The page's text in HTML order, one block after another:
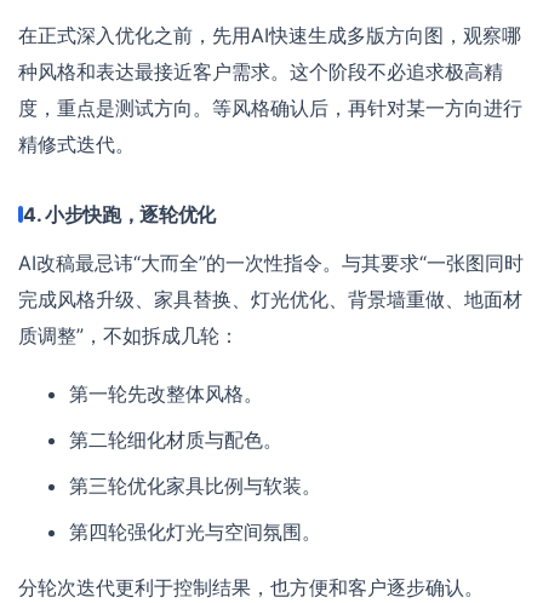
在正式深入优化之前，先用AI快速生成多版方向图，观察哪
种风格和表达最接近客户需求。这个阶段不必追求极高精
度，重点是测试方向。等风格确认后，再针对某一方向进行
精修式迭代。
4. 小步快跑，逐轮优化
AI改稿最忌讳“大而全”的一次性指令。与其要求“一张图同时
完成风格升级、家具替换、灯光优化、背景墙重做、地面材
质调整”，不如拆成几轮：
第一轮先改整体风格。
第二轮细化材质与配色。
第三轮优化家具比例与软装。
第四轮强化灯光与空间氛围。
分轮次迭代更利于控制结果，也方便和客户逐步确认。